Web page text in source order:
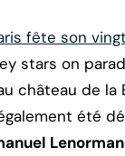
fête son
stars on
château de
été